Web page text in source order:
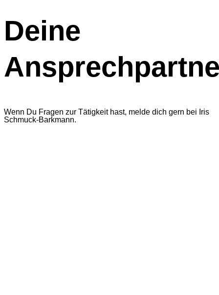
Deine
Wenn Du Fragen zur Tätigkeit hast, melde dich gern bei Iris
Schmuck-Barkmann.